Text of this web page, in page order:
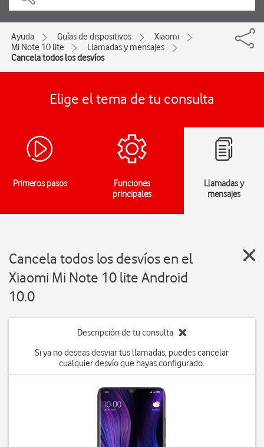
Ayuda Guías de dispositivos
Xiaomi
Mi Note 10 lite
Llamadas y mensajes
Cancela todos los desvíos
Elige el tema de tu consulta
Primeros pasos
Funciones
principales
Llamadas y
mensajes
Cancela todos los desvíos en el
Xiaomi Mi Note 10 lite Android
10.0
Descripción de tu consulta
Si ya no deseas desviar tus llamadas, puedes cancelar
cualquier desvío que hayas configurado.